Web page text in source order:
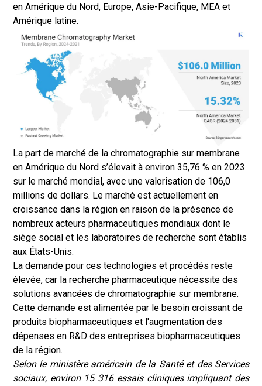
en Amérique du Nord, Europe, Asie-Pacifique, MEA et
Amérique latine.
La part de marché de la chromatographie sur membrane
en Amérique du Nord s’élevait à environ 35,76 % en 2023
sur le marché mondial, avec une valorisation de 106,0
millions de dollars. Le marché est actuellement en
croissance dans la région en raison de la présence de
nombreux acteurs pharmaceutiques mondiaux dont le
siège social et les laboratoires de recherche sont établis
aux États-Unis.
La demande pour ces technologies et procédés reste
élevée, car la recherche pharmaceutique nécessite des
solutions avancées de chromatographie sur membrane.
Cette demande est alimentée par le besoin croissant de
produits biopharmaceutiques et l'augmentation des
dépenses en R&D des entreprises biopharmaceutiques
de la région.
Selon le ministère américain de la Santé et des Services
sociaux, environ 15 316 essais cliniques impliquant des